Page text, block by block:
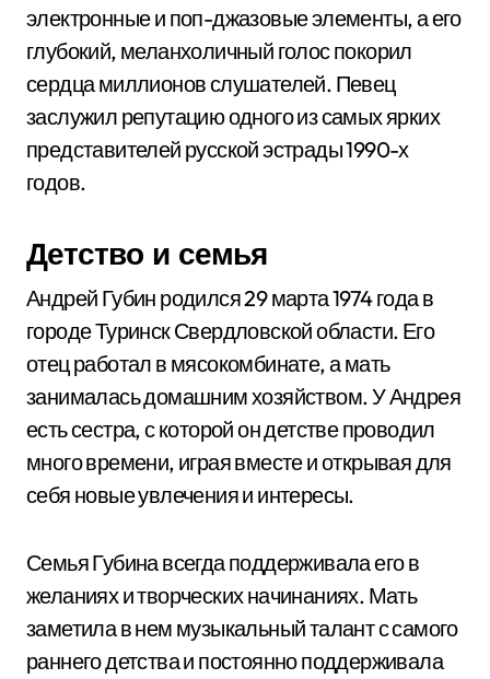
электронные и поп-джазовые элементы, а его
глубокий, меланхоличный голос покорил
сердца миллионов слушателей. Певец
заслужил репутацию одного из самых ярких
представителей русской эстрады 1990-х
годов.
Детство и семья
Андрей Губин родился 29 марта 1974 года в
городе Туринск Свердловской области. Его
отец работал в мясокомбинате, а мать
занималась домашним хозяйством. У Андрея
есть сестра, с которой он детстве проводил
много времени, играя вместе и открывая для
себя новые увлечения и интересы.
Семья Губина всегда поддерживала его в
желаниях и творческих начинаниях. Мать
заметила в нем музыкальный талант с самого
раннего детства и постоянно поддерживала